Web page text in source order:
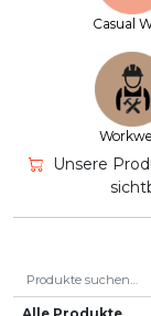
Casual
Unsere